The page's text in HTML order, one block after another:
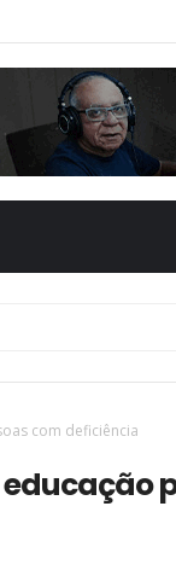
com deficiência